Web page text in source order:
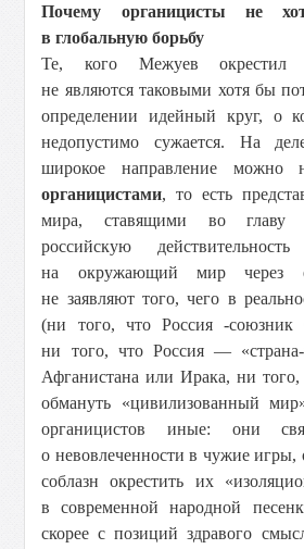
Почему органицисты не
в глобальную борьбу
Те, кого Межуев окрестил
не являются таковыми хотя бы
определении идейный круг, о
недопустимо сужается. На
широкое направление можно
органицистами, то есть
мира, ставящими во главу
российскую
на окружающий мир через
не заявляют того, чего в
(ни того, что Россия -
ни того, что Россия — «страна-
Афганистана или Ирака, ни того,
обмануть «цивилизованный
органицистов иные: они
о невовлеченности в чужие игры,
соблазн окрестить их
в современной народной
скорее с позиций здравого